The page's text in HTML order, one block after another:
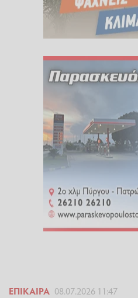
ΕΠΊΚΑΙΡΑ 08.07.2026 11:47